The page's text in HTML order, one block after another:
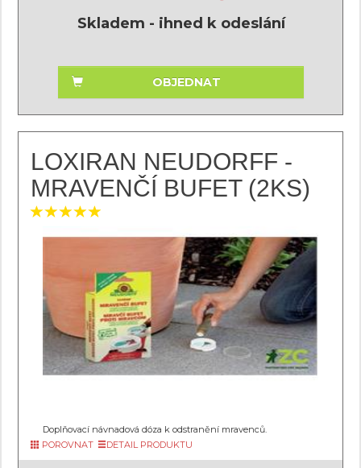
Skladem - ihned k odeslání
OBJEDNAT
LOXIRAN NEUDORFF -
MRAVENČÍ BUFET (2KS)
Doplňovací návnadová dóza k odstranění mravenců.
POROVNAT
DETAIL PRODUKTU